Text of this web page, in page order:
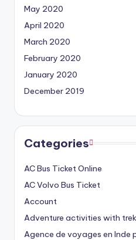
May 2020
April 2020
March 2020
February 2020
January 2020
December 2019
Categories
AC Bus Ticket Online
AC Volvo Bus Ticket
Account
Adventure activities with
Agence de voyages en Inde